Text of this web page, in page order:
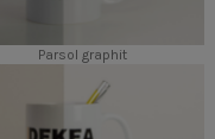
Parsol graphit